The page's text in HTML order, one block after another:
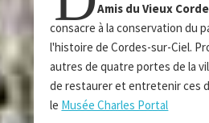
Amis du Vieux
consacre à la conservation du
l'histoire de Cordes-sur-Ciel.
autres de quatre portes de la
de restaurer et entretenir ces
le Musée Charles Portal